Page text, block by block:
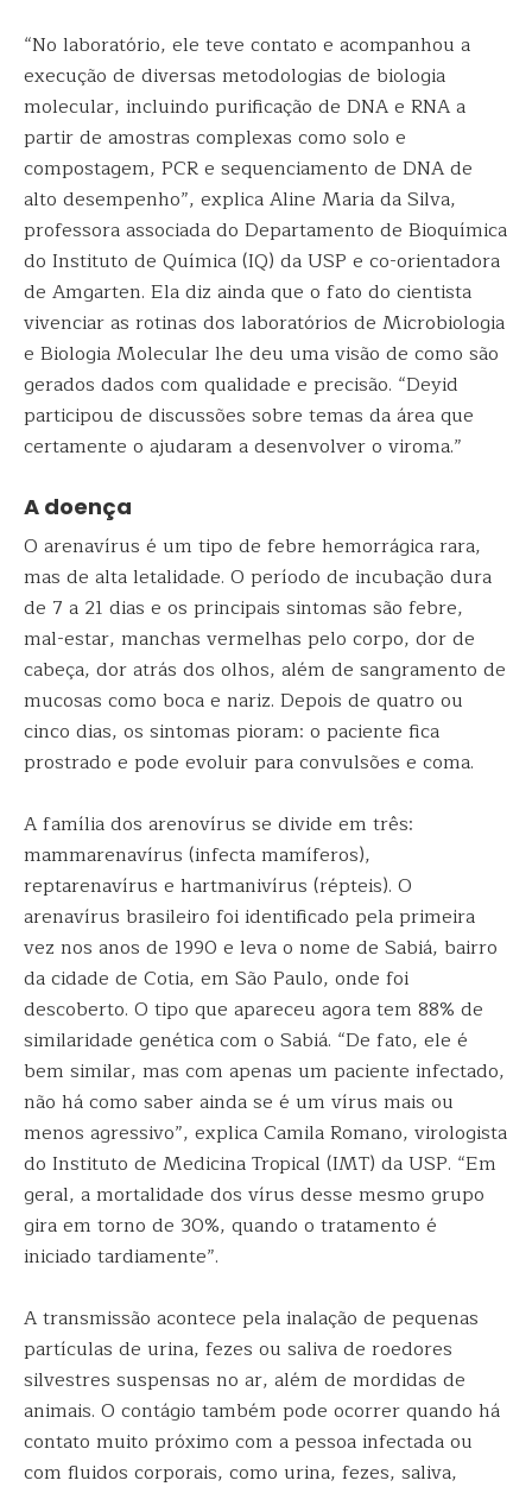
“No laboratório, ele teve contato e acompanhou a
execução de diversas metodologias de biologia
molecular, incluindo purificação de DNA e RNA a
partir de amostras complexas como solo e
compostagem, PCR e sequenciamento de DNA de
alto desempenho”, explica Aline Maria da Silva,
professora associada do Departamento de Bioquímica
do Instituto de Química (IQ) da USP e co-orientadora
de Amgarten. Ela diz ainda que o fato do cientista
vivenciar as rotinas dos laboratórios de Microbiologia
e Biologia Molecular lhe deu uma visão de como são
gerados dados com qualidade e precisão. “Deyid
participou de discussões sobre temas da área que
certamente o ajudaram a desenvolver o viroma.”
A doença
O arenavírus é um tipo de febre hemorrágica rara,
mas de alta letalidade. O período de incubação dura
de 7 a 21 dias e os principais sintomas são febre,
mal-estar, manchas vermelhas pelo corpo, dor de
cabeça, dor atrás dos olhos, além de sangramento de
mucosas como boca e nariz. Depois de quatro ou
cinco dias, os sintomas pioram: o paciente fica
prostrado e pode evoluir para convulsões e coma.
A família dos arenovírus se divide em três:
mammarenavírus (infecta mamíferos),
reptarenavírus e hartmanivírus (répteis). O
arenavírus brasileiro foi identificado pela primeira
vez nos anos de 1990 e leva o nome de Sabiá, bairro
da cidade de Cotia, em São Paulo, onde foi
descoberto. O tipo que apareceu agora tem 88% de
similaridade genética com o Sabiá. “De fato, ele é
bem similar, mas com apenas um paciente infectado,
não há como saber ainda se é um vírus mais ou
menos agressivo”, explica Camila Romano, virologista
do Instituto de Medicina Tropical (IMT) da USP. “Em
geral, a mortalidade dos vírus desse mesmo grupo
gira em torno de 30%, quando o tratamento é
iniciado tardiamente”.
A transmissão acontece pela inalação de pequenas
partículas de urina, fezes ou saliva de roedores
silvestres suspensas no ar, além de mordidas de
animais. O contágio também pode ocorrer quando há
contato muito próximo com a pessoa infectada ou
com fluidos corporais, como urina, fezes, saliva,